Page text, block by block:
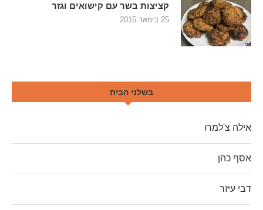
קציצות בשר עם קישואים וגזר
25 בינואר 2015
בשלני הבית
אילה צ'למרו
אסף כהן
דבי עיזר